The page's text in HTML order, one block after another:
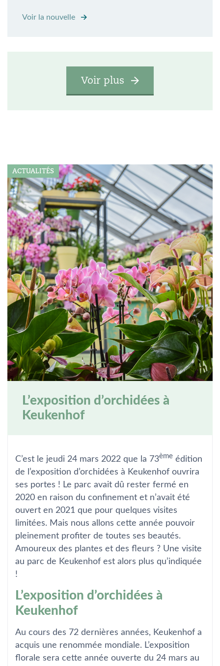
Voir la nouvelle
Voir plus
ACTUALITÉS
L’exposition d’orchidées à
Keukenhof
C’est le jeudi 24 mars 2022 que la 73ème édition
de l’exposition d’orchidées à Keukenhof ouvrira
ses portes ! Le parc avait dû rester fermé en
2020 en raison du confinement et n’avait été
ouvert en 2021 que pour quelques visites
limitées. Mais nous allons cette année pouvoir
pleinement profiter de toutes ses beautés.
Amoureux des plantes et des fleurs ? Une visite
au parc de Keukenhof est alors plus qu’indiquée
!
L’exposition d’orchidées à
Keukenhof
Au cours des 72 dernières années, Keukenhof a
acquis une renommée mondiale. L’exposition
florale sera cette année ouverte du 24 mars au